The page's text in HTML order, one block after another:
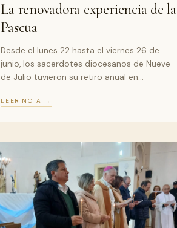
La renovadora experiencia de la
Pascua
Desde el lunes 22 hasta el viernes 26 de
junio, los sacerdotes diocesanos de Nueve
de Julio tuvieron su retiro anual en…
LEER NOTA →